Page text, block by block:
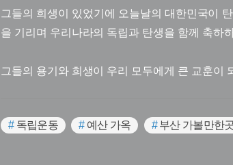
그들의 희생이 있었기에 오늘날의 대한민국이
을 기리며 우리나라의 독립과 탄생을 함께 축하
그들의 용기와 희생이 우리 모두에게 큰 교훈이
#독립운동 #예산 가옥 #부산 가볼만한